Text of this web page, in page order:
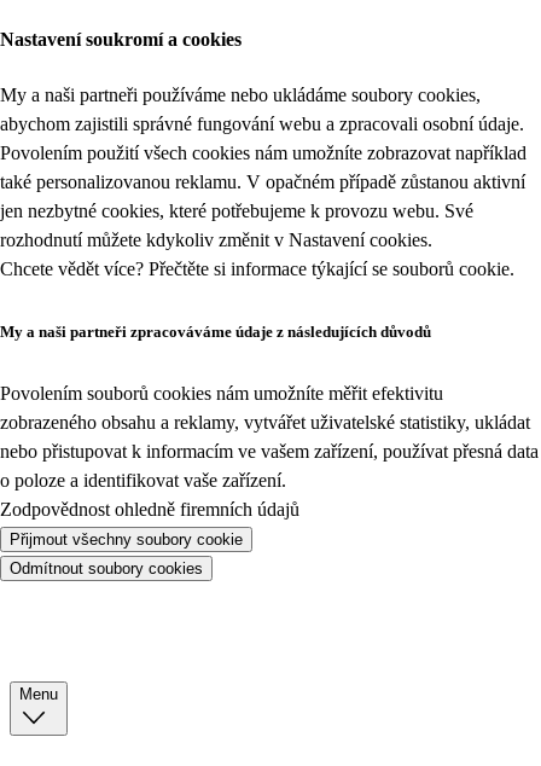
Nastavení soukromí a cookies
My a naši partneři používáme nebo ukládáme soubory cookies,
abychom zajistili správné fungování webu a zpracovali osobní údaje.
Povolením použití všech cookies nám umožníte zobrazovat například
také personalizovanou reklamu. V opačném případě zůstanou aktivní
jen nezbytné cookies, které potřebujeme k provozu webu. Své
rozhodnutí můžete kdykoliv změnit v Nastavení cookies.
Chcete vědět více? Přečtěte si informace týkající se souborů cookie.
My a naši partneři zpracováváme údaje z následujících důvodů
Povolením souborů cookies nám umožníte měřit efektivitu
zobrazeného obsahu a reklamy, vytvářet uživatelské statistiky, ukládat
nebo přistupovat k informacím ve vašem zařízení, používat přesná data
o poloze a identifikovat vaše zařízení.
Zodpovědnost ohledně firemních údajů
Přijmout všechny soubory cookie
Odmítnout soubory cookies
Menu